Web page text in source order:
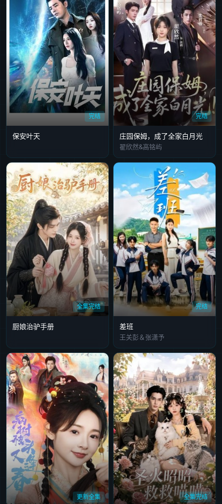
完结
保安叶天
完结
庄园保姆，成了全家白月光
翟欣然&高铭屿
全集完结
厨娘治驴手册
完结
差班
王关彭＆张潇予
更新全集 全集完结